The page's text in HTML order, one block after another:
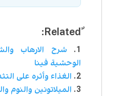
ٌRelated:
شرح الارهاب
الوحشية فينا
الغذاء وأثره على
الميلاتونين والنوم